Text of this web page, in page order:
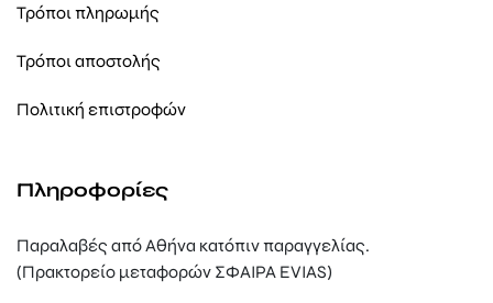
Τρόποι πληρωμής
Τρόποι αποστολής
Πολιτική επιστροφών
Πληροφορίες
Παραλαβές από Αθήνα κατόπιν παραγγελίας.
(Πρακτορείο μεταφορών ΣΦΑΙΡΑ EVIAS)